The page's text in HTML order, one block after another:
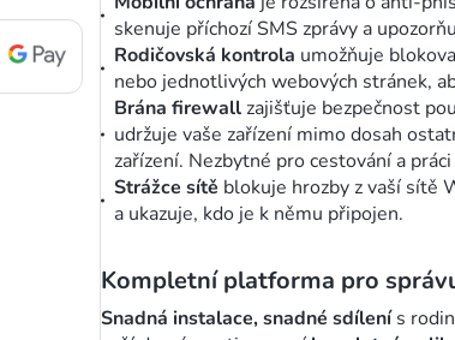
skenuje příchozí SMS zprávy a
Rodičovská kontrola umožňuje
nebo jednotlivých webových stránek,
Brána firewallzajišťuje bezpečnost
udržuje vaše zařízení mimo dosah
zařízení. Nezbytné pro cestování a
Strážce sítě blokuje hrozby z vaší sítě
a ukazuje, kdo je k němu připojen.
Kompletní platforma pro
Snadná instalace, snadné sdílenís